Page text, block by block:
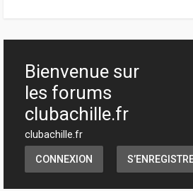
Bienvenue sur
les forums
clubachille.fr
clubachille.fr
CONNEXION